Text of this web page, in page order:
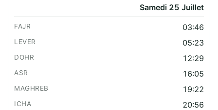
Samedi 25 Juillet
03:46
05:23
12:29
16:05
19:22
20:56